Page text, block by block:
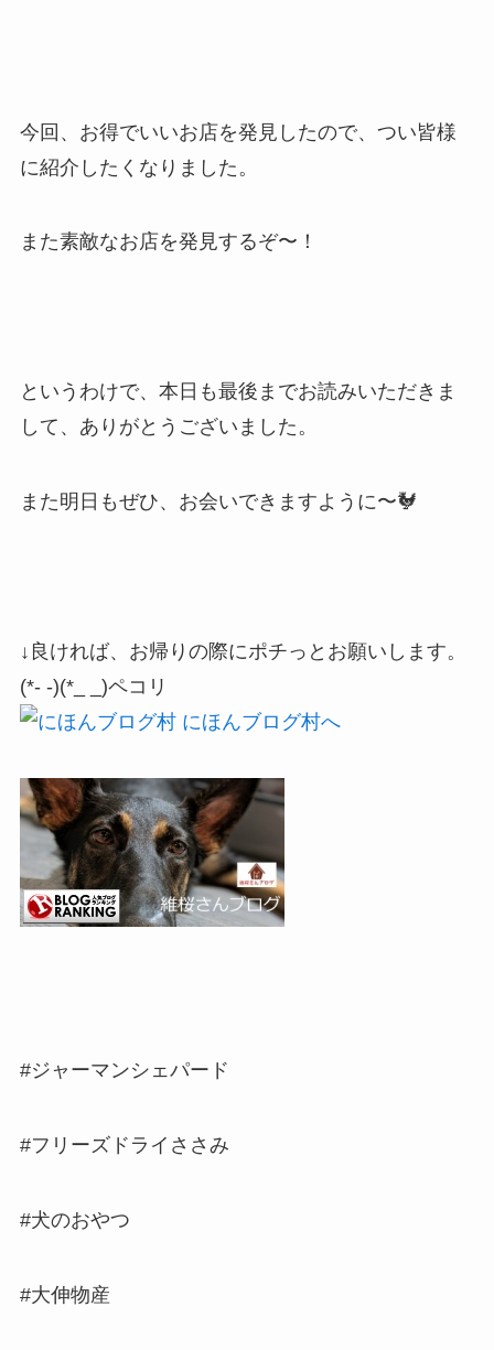
今回、お得でいいお店を発見したので、つい皆様
に紹介したくなりました。
また素敵なお店を発見するぞ〜！
というわけで、本日も最後までお読みいただきま
して、ありがとうございました。
また明日もぜひ、お会いできますように〜🐓
↓良ければ、お帰りの際にポチっとお願いします。
(*- -)(*_ _)ペコリ
#ジャーマンシェパード
#フリーズドライささみ
#犬のおやつ
#大伸物産